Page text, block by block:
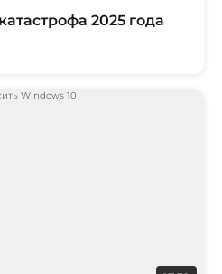
2025 года